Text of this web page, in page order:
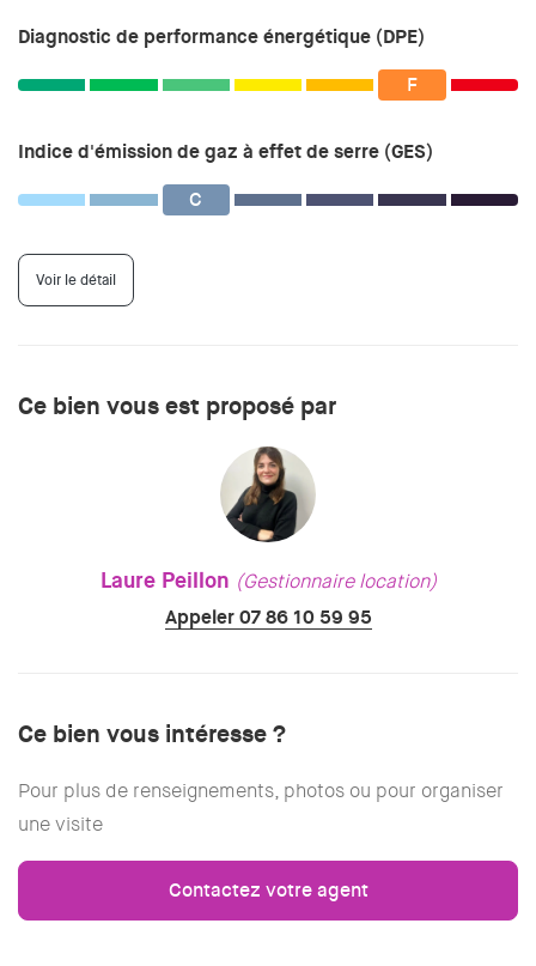
Diagnostic de performance énergétique (DPE)
F
Indice d'émission de gaz à effet de serre (GES)
C
Voir le détail
Ce bien vous est proposé par
Laure Peillon (Gestionnaire location)
Appeler 07 86 10 59 95
Ce bien vous intéresse ?
Pour plus de renseignements, photos ou pour organiser
une visite
Contactez votre agent